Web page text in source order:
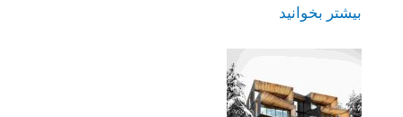
بیشتر بخوانید